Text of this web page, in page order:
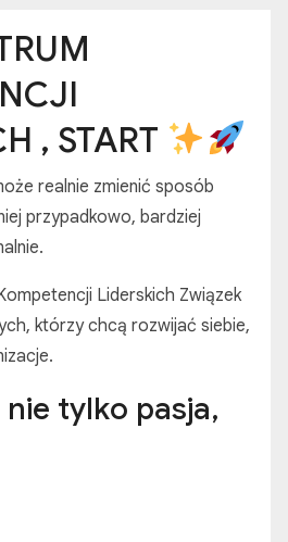
, START
realnie zmienić sposób
przypadkowo, bardziej
Liderskich Związek
którzy chcą rozwijać siebie,
tylko pasja,